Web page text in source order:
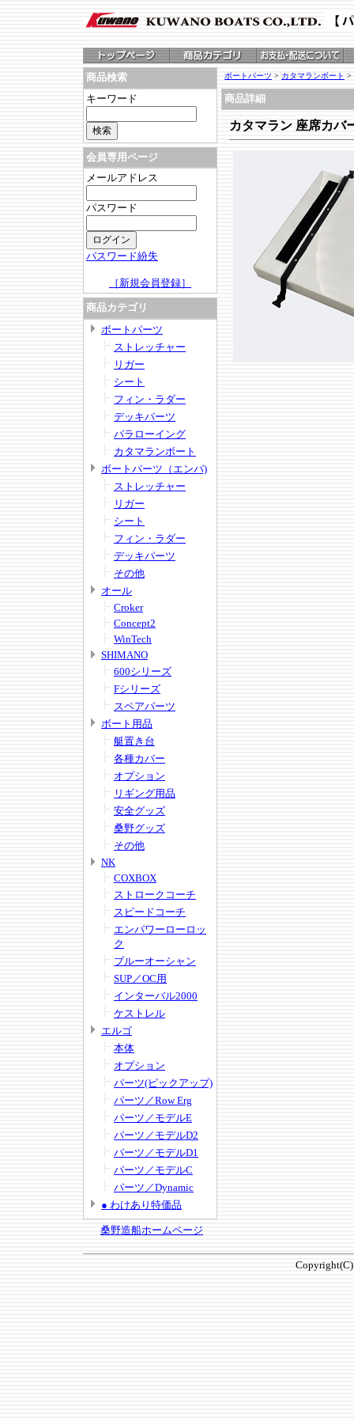
商品検索
キーワード
会員専用ページ
メールアドレス
パスワード
パスワード紛失
［新規会員登録］
商品カテゴリ
ボートパーツ
ストレッチャー
リガー
シート
フィン・ラダー
デッキパーツ
パラローイング
カタマランボート
ボートパーツ（エンパ)
ストレッチャー
リガー
シート
フィン・ラダー
デッキパーツ
その他
オール
Croker
Concept2
WinTech
SHIMANO
600シリーズ
Fシリーズ
スペアパーツ
ボート用品
艇置き台
各種カバー
オプション
リギング用品
安全グッズ
桑野グッズ
その他
NK
COXBOX
ストロークコーチ
スピードコーチ
エンパワーローロッ
ク
ブルーオーシャン
SUP／OC用
インターバル2000
ケストレル
エルゴ
本体
オプション
パーツ(ピックアップ)
パーツ／Row Erg
パーツ／モデルE
パーツ／モデルD2
パーツ／モデルD1
パーツ／モデルC
パーツ／Dynamic
● わけあり特価品
桑野造船ホームページ
ボートパーツ > カタマランボート >
商品詳細
カタマラン 座席カバ